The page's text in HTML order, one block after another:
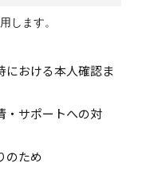
します。
における本人確認ま
・サポートへの対
のため